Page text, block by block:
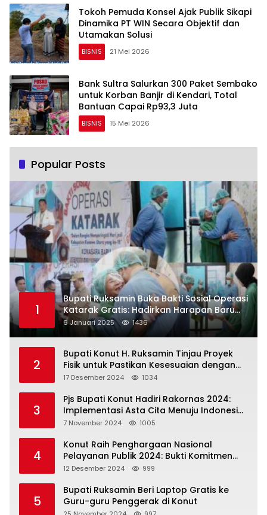
Tokoh Pemuda Konsel Ajak Publik Sikapi
Dinamika PT WIN Secara Objektif dan
Utamakan Solusi
BISNIS 21 Mei 2026
Bank Sultra Salurkan 300 Paket Sembako
untuk Korban Banjir di Kendari, Total
Bantuan Capai Rp93,3 Juta
BISNIS 15 Mei 2026
Popular Posts
1
Bupati Ruksamin Buka Bakti Sosial Operasi
Katarak Gratis: Hadirkan Harapan Baru
bagi Masyarakat Konut
6 Januari 2025 1436
2
Bupati Konut H. Ruksamin Tinjau Proyek
Fisik untuk Pastikan Kesesuaian dengan
Perencanaan
17 Desember 2024 1034
3
Pjs Bupati Konut Hadiri Rakornas 2024:
Implementasi Asta Cita Menuju Indonesia
Emas
7 November 2024 1005
4
Konut Raih Penghargaan Nasional
Pelayanan Publik 2024: Bukti Komitmen
Menuju Pelayanan Prima
12 Desember 2024 999
5
Bupati Ruksamin Beri Laptop Gratis ke
Guru-guru Penggerak di Konut